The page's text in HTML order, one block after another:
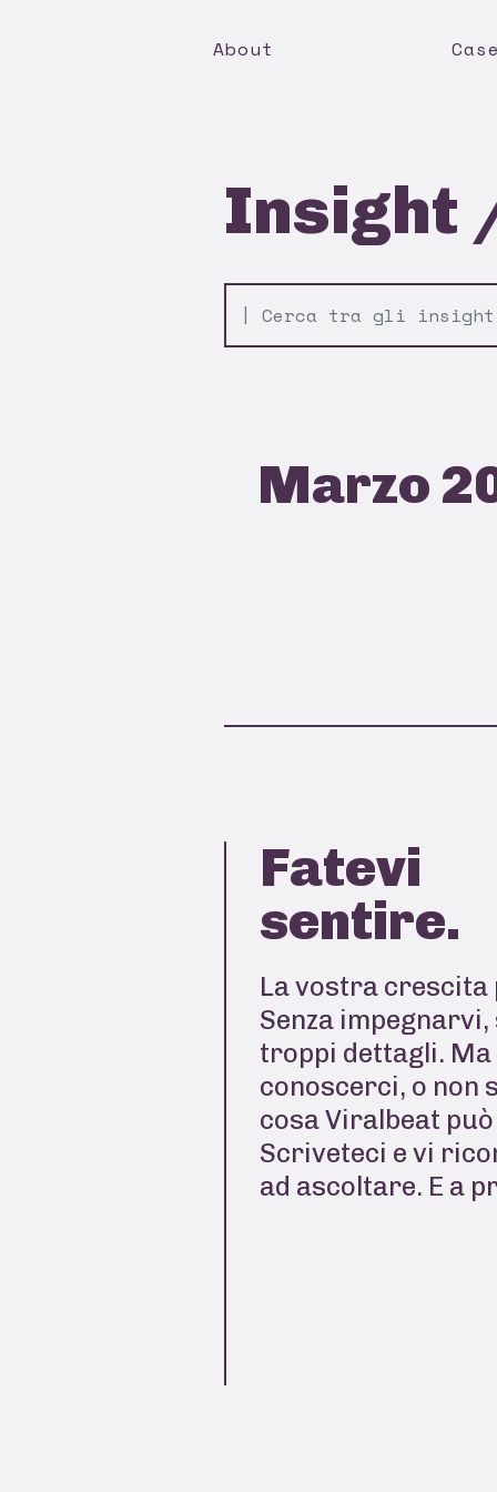
About
Insight
Marzo
Fatevi
sentire.
La vostra crescita
Senza
troppi dettagli. Ma
conoscerci, o non
cosa Viralbeat
Scriveteci e vi
ad ascoltare. E a